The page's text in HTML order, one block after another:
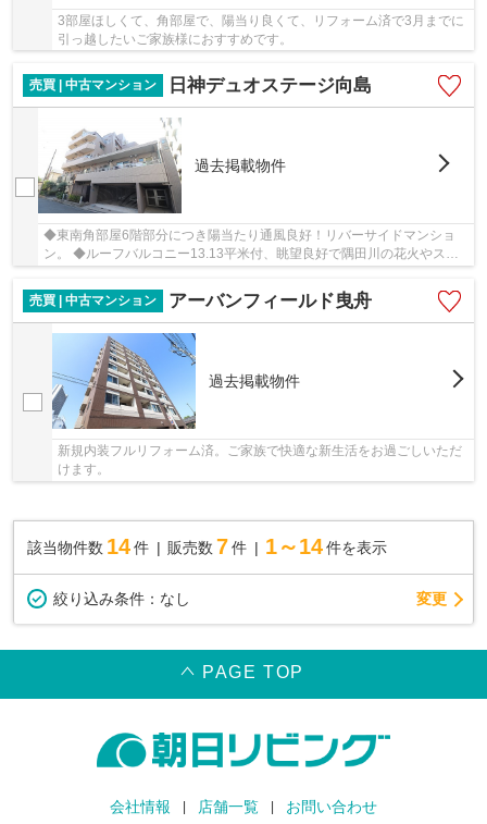
3部屋ほしくて、角部屋で、陽当り良くて、リフォーム済で3月までに
引っ越したいご家族様におすすめです。
売買 | 中古マンション 日神デュオステージ向島
過去掲載物件
◆東南角部屋6階部分につき陽当たり通風良好！リバーサイドマンショ
ン。 ◆ルーフバルコニー13.13平米付、眺望良好で隅田川の花火やスカ
売買 | 中古マンション
アーバンフィールド曳舟
過去掲載物件
新規内装フルリフォーム済。ご家族で快適な新生活をお過ごしいただ
けます。
該当物件数 14件 販売数 7 件 1～14 件を表示
絞り込み条件： なし 変更
PAGE TOP
会社情報 店舗一覧 お問い合わせ